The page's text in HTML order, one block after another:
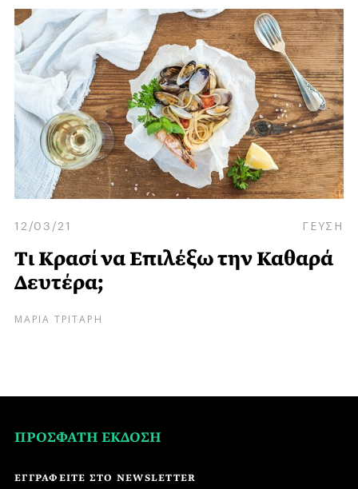
12/03/21 ΓΕΥΣΗ
Τι Kρασί να Eπιλέξω την Καθαρά
Δευτέρα;
ΜΑΡΙΑ ΤΡΙΤΑΡΗ
ΠΡΟΣΦΑΤΗ ΕΚΔΟΣΗ
ΕΓΓΡΑΦΕΙΤΕ ΣΤΟ NEWSLETTER